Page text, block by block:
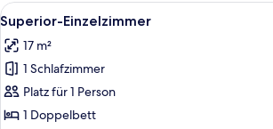
Alle
Fotos
für
Superior-
Einzelzimmer
anzeigen
Ein
4
Superior-Einzelzimmer
17 m²
1 Schlafzimmer
Platz für 1 Person
1 Doppelbett